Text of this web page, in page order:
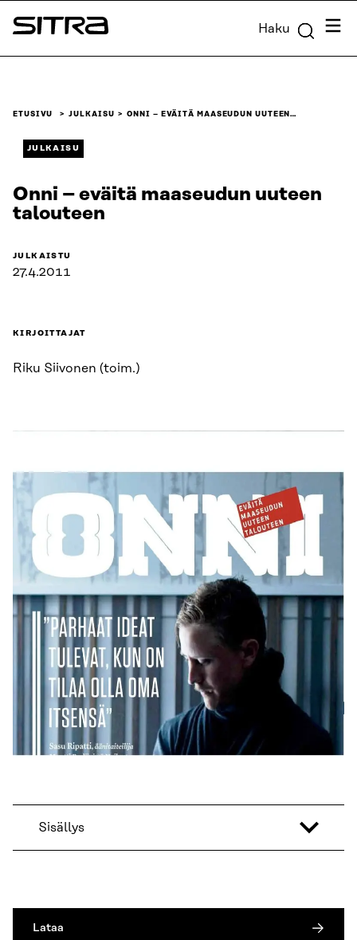
Siirry
suoraan
Sitra Haku
ETUSIVU JULKAISU ONNI – EVÄITÄ MAASEUDUN UUTEEN…
JULKAISU
Onni – eväitä maaseudun uuteen
talouteen
JULKAISTU
27.4.2011
KIRJOITTAJAT
Riku Siivonen (toim.)
Sisällys
Lataa